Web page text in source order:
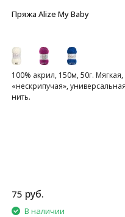
Пряжа Alize My Baby
100% акрил, 150м, 50г. Мягкая,
«нескрипучая», универсальная
нить.
75 руб.
В наличии